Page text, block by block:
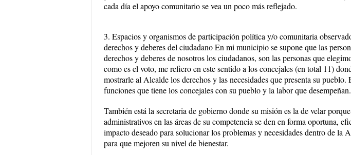
cada día el apoyo comunitario se vea un poco más reflejado.
3. Espacios y organismos de participación política y/o comunitaria
derechos y deberes del ciudadano En mi municipio se supone que las
derechos y deberes de nosotros los ciudadanos, son las personas que
como es el voto, me refiero en este sentido a los concejales (en total 11)
mostrarle al Alcalde los derechos y las necesidades que presenta su
funciones que tiene los concejales con su pueblo y la labor que desempeñan.
También está la secretaria de gobierno donde su misión es la de velar
administrativos en las áreas de su competencia se den en forma oportuna,
impacto deseado para solucionar los problemas y necesidades dentro de la
para que mejoren su nivel de bienestar.